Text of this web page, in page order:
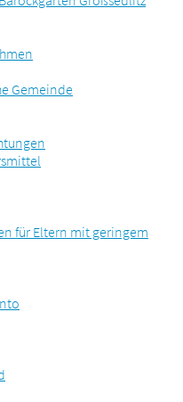
Gemeinde
für Eltern mit geringem